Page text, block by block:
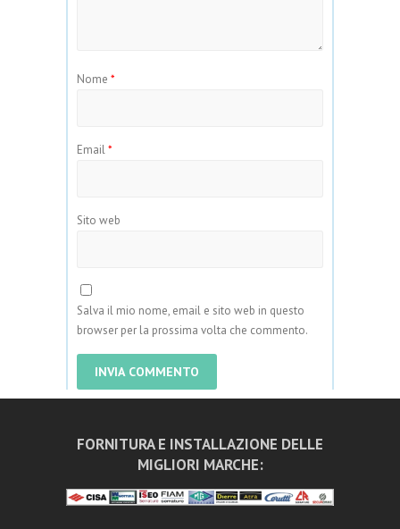
Nome *
Email*
Sito web
Salva il mio nome, email e sito web in questo
browser per la prossima volta che commento.
FORNITURA E INSTALLAZIONE DELLE
MIGLIORI MARCHE: